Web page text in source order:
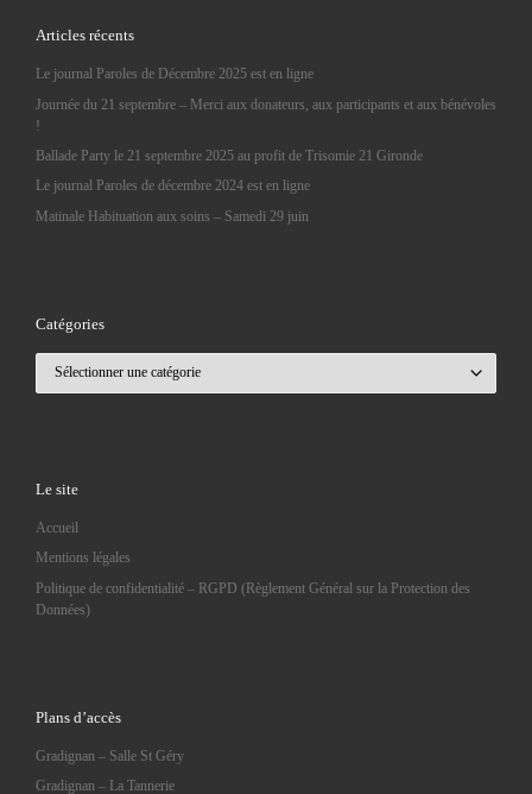
Articles récents
Le journal Paroles de Décembre 2025 est en ligne
Journée du 21 septembre – Merci aux donateurs, aux participants et aux bénévoles
!
Ballade Party le 21 septembre 2025 au profit de Trisomie 21 Gironde
Le journal Paroles de décembre 2024 est en ligne
Matinale Habituation aux soins – Samedi 29 juin
Catégories
Le site
Accueil
Mentions légales
Politique de confidentialité – RGPD (Règlement Général sur la Protection des
Données)
Plans d’accès
Gradignan – Salle St Géry
Gradignan – La Tannerie